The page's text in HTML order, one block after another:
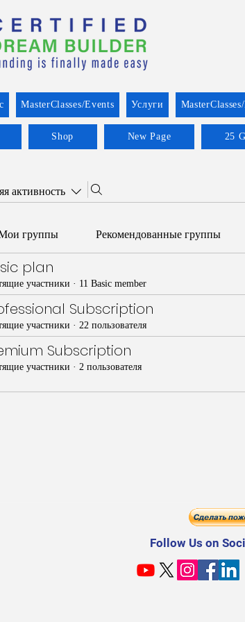
MasterClasses/Events Услуги
Shop New Page 25
активность
группы Рекомендованные группы
plan
участники · 11 Basic member
Subscription
участники · 22 пользователя
Subscription
участники · 2 пользователя
Follow Us on